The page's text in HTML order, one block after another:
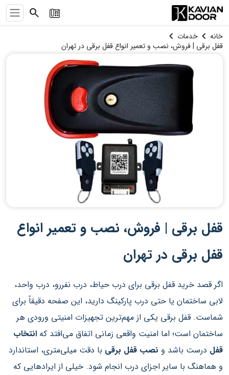
search
خانه chevron_left خدمات chevron_left
قفل برقی | فروش، نصب و تعمیر انواع قفل برقی در تهران
قفل برقی | فروش، نصب و تعمیر انواع
قفل برقی در تهران
اگر قصد خرید قفل برقی برای درب حیاط، درب نفررو، درب واحد،
لابی ساختمان یا حتی درب پارکینگ دارید، این صفحه دقیقاً برای
شماست. قفل برقی یکی از مهم‌ترین تجهیزات امنیتی ورودی هر
ساختمان است؛ اما امنیت واقعی زمانی اتفاق می‌افتد که انتخاب
قفل درست باشد و نصب قفل برقی با دقت میلی‌متری، استاندارد
و هماهنگ با سایر اجزای درب انجام شود. خیلی از ایرادهایی که